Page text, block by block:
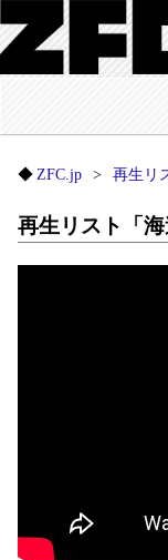
ZFC.jp 再生リ
再生リスト「海